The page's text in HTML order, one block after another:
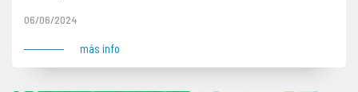
06/06/2024
más info